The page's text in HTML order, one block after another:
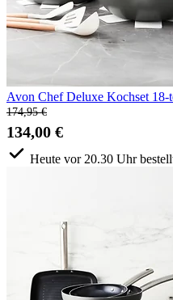
Avon Chef Deluxe Kochset
174,95 €
134,00 €
Heute vor 20.30 Uhr